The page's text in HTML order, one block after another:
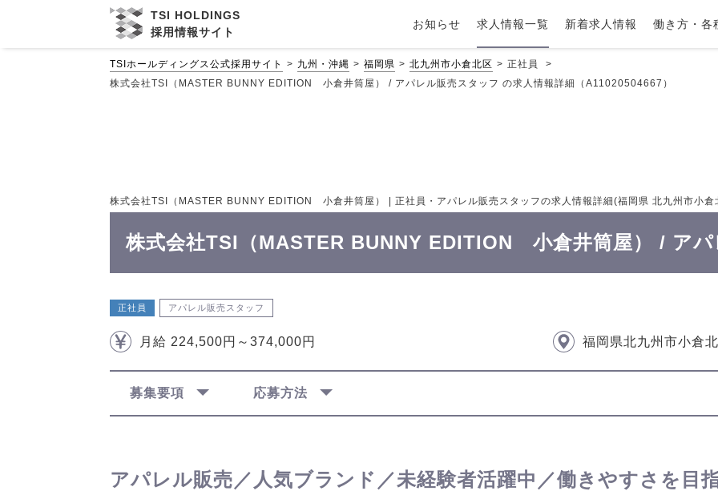
TSI HOLDINGS
採用情報サイト
お知らせ 求人情報一覧 新着求人情報 働き方・各
TSIホールディングス公式採用サイト 九州・沖縄 福岡県 北九州市小倉北区
正社員
株式会社TSI（MASTER BUNNY EDITION 小倉井筒屋） / アパレル販売スタッフ の求人情報詳細（A11020504667）
株式会社TSI（MASTER BUNNY EDITION 小倉井筒屋） | 正社員・アパレル販売スタッフの求人情報詳細(福岡県 北九州市小
株式会社TSI（MASTER BUNNY EDITION 小倉井筒屋） / アパ
正社員 アパレル販売スタッフ
月給 224,500円～374,000円 福岡県北九州市小倉
募集要項 応募方法
アパレル販売／人気ブランド／未経験者活躍中／働きやすさを目